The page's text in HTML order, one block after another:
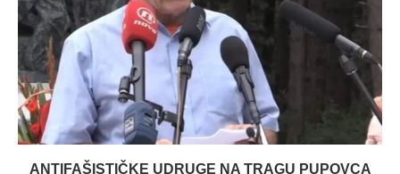
ANTIFAŠISTIČKE UDRUGE NA TRAGU PUPOVCA